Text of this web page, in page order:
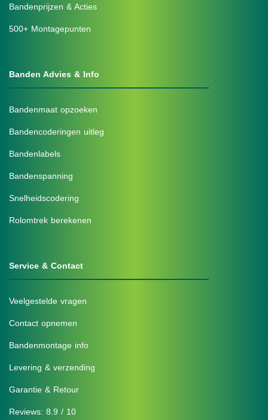
Bandenprijzen & Acties
500+ Montagepunten
Banden Advies & Info
Bandenmaat opzoeken
Bandencoderingen uitleg
Bandenlabels
Bandenspanning
Snelheidscodering
Rolomtrek berekenen
Service & Contact
Veelgestelde vragen
Contact opnemen
Bandenmontage info
Levering & verzending
Garantie & Retour
Reviews: 8.9 / 10